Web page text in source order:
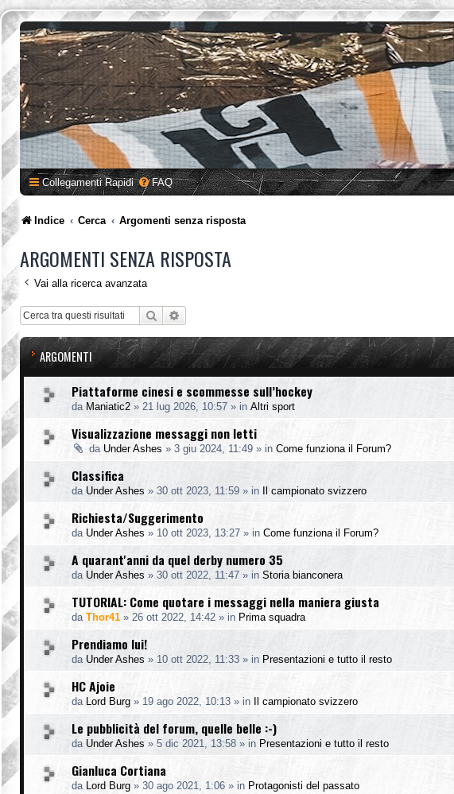
Collegamenti Rapidi FAQ
Indice Cerca Argomenti senza risposta
ARGOMENTI SENZA RISPOSTA
Vai alla ricerca avanzata
Cerca
ARGOMENTI
Piattaforme cinesi e scommesse sull’hockey
da Maniatic2 » 21 lug 2026, 10:57 » in Altri sport
Visualizzazione messaggi non letti
da Under Ashes » 3 giu 2024, 11:49 » in Come funziona il Forum?
Classifica
da Under Ashes » 30 ott 2023, 11:59 » in Il campionato svizzero
Richiesta/Suggerimento
da Under Ashes » 10 ott 2023, 13:27 » in Come funziona il Forum?
A quarant'anni da quel derby numero 35
da Under Ashes » 30 ott 2022, 11:47 » in Storia bianconera
TUTORIAL: Come quotare i messaggi nella maniera giusta
da Thor41 » 26 ott 2022, 14:42 » in Prima squadra
Prendiamo lui!
da Under Ashes » 10 ott 2022, 11:33 » in Presentazioni e tutto il resto
HC Ajoie
da Lord Burg » 19 ago 2022, 10:13 » in Il campionato svizzero
Le pubblicità del forum, quelle belle :-)
da Under Ashes » 5 dic 2021, 13:58 » in Presentazioni e tutto il resto
Gianluca Cortiana
da Lord Burg » 30 ago 2021, 1:06 » in Protagonisti del passato